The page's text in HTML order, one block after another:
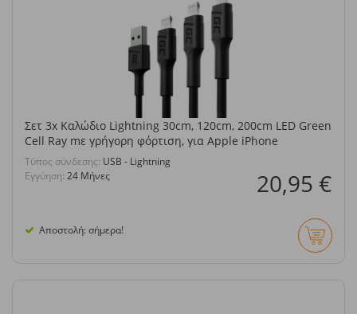
Σετ 3x Καλώδιο Lightning 30cm, 120cm, 200cm LED Green
Cell Ray mε γρήγορη φόρτιση, για Apple iPhone
Τύπος σύνδεσης: USB - Lightning
Εγγύηση: 24 Μήνες 20,95 €
Αποστολή: σήμερα!